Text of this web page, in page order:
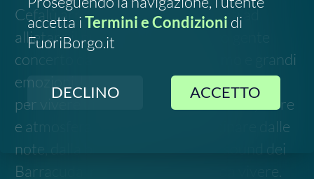
SOSTIENICI
FOLLOW US
2023-2026©Social Green Hub.
Contatti
Termini e Condizioni
Disclaimer. Le informazioni relative a questo evento
non essere aggiornate o del tutto accurate. Si invita
direttamente con gli organizzatori ufficiali prima di